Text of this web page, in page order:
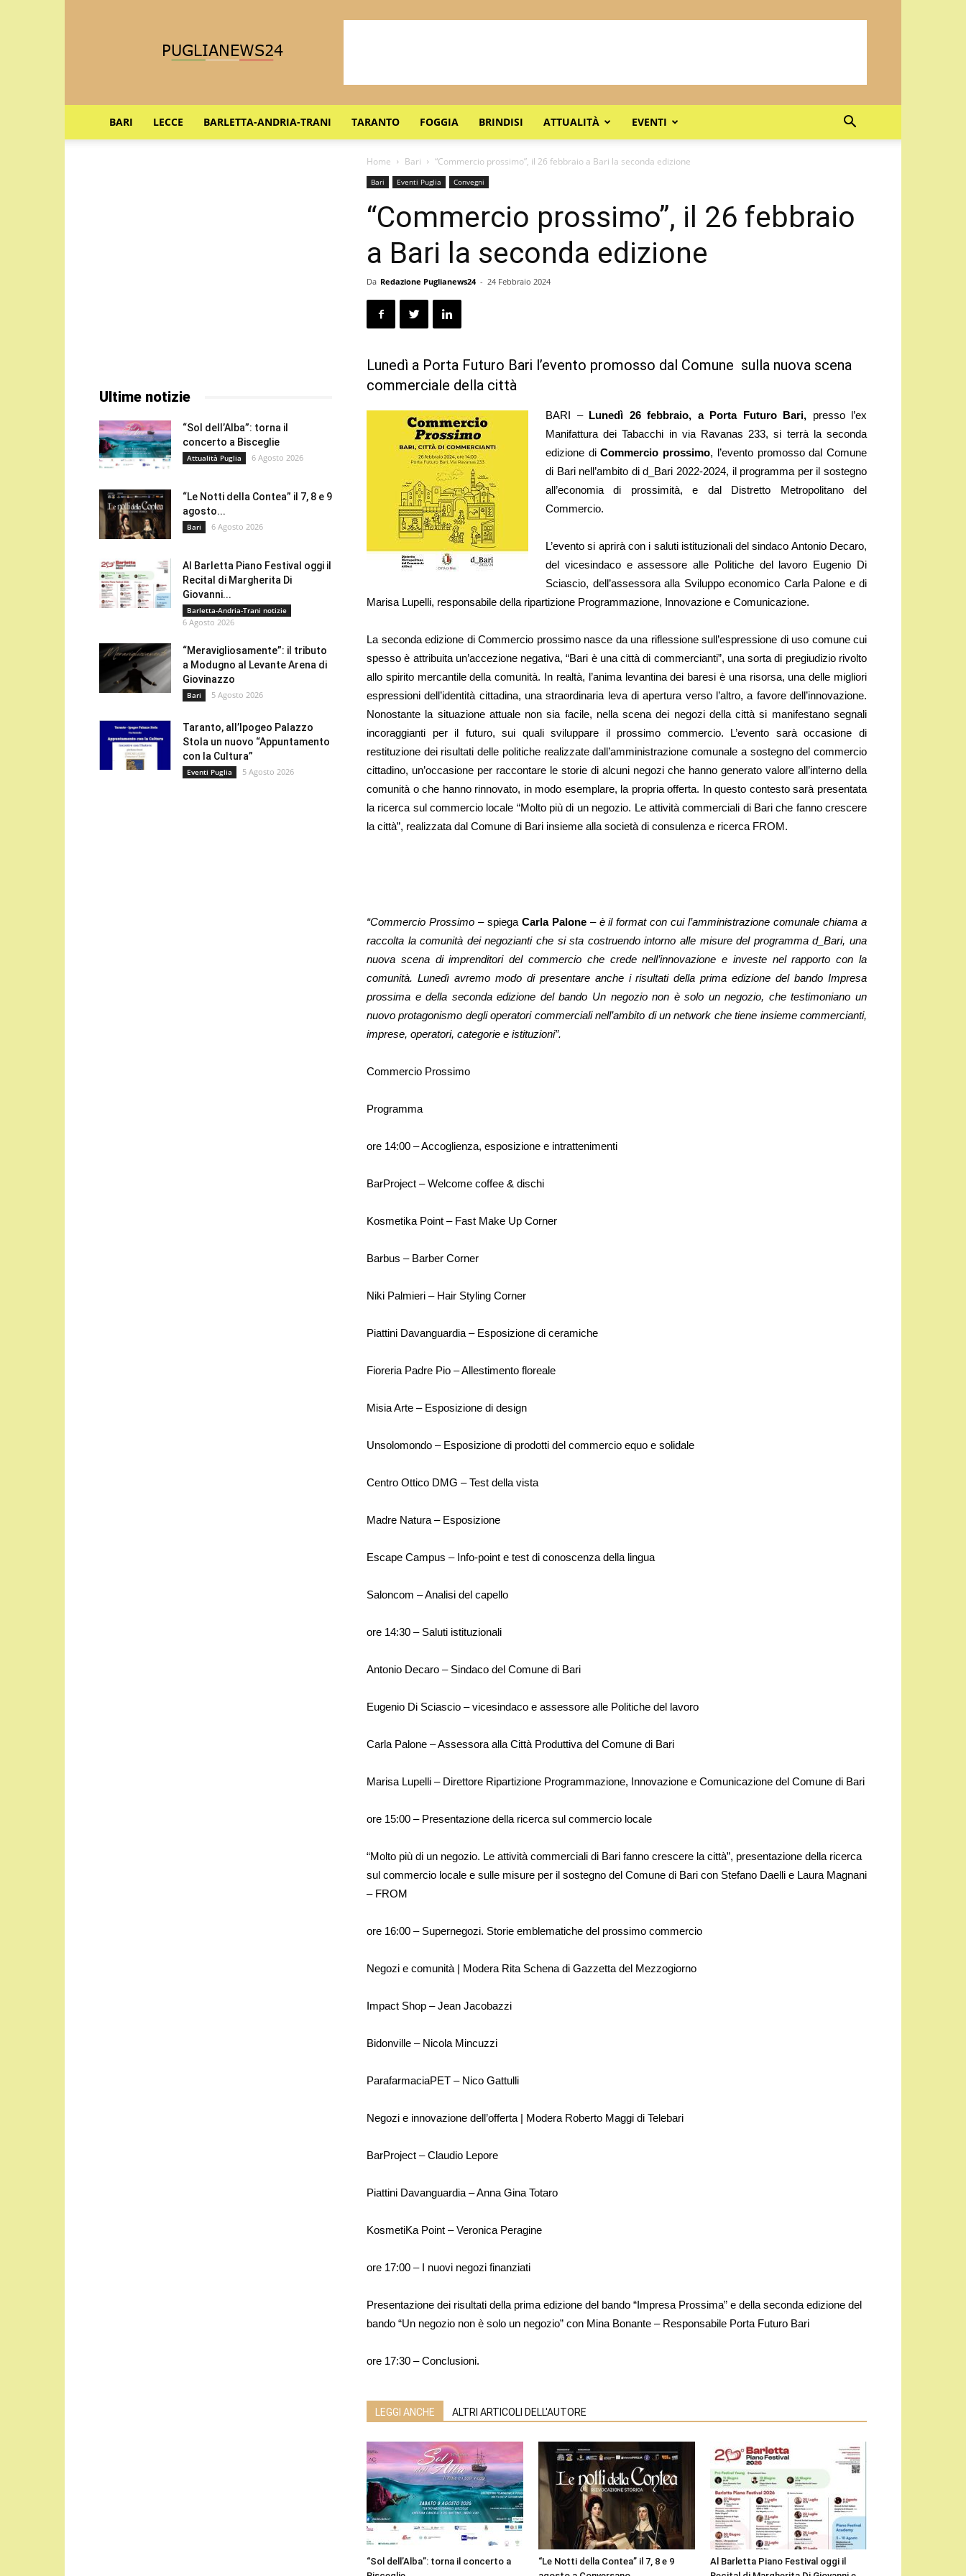
BARI LECCE BARLETTA-ANDRIA-TRANI TARANTO FOGGIA BRINDISI ATTUALITÀ EVENTI
Home Bari “Commercio prossimo”, il 26 febbraio a Bari la seconda edizione
Bari Eventi Puglia Convegni
“Commercio prossimo”, il 26 febbraio
a Bari la seconda edizione
Da Redazione Puglianews24 - 24 Febbraio 2024
Lunedì a Porta Futuro Bari l’evento promosso dal Comune sulla nuova scena
commerciale della città
BARI – Lunedì 26 febbraio, a Porta Futuro Bari, presso l’ex
Manifattura dei Tabacchi in via Ravanas 233, si terrà la seconda
edizione diCommercio prossimo, l’evento promosso dal Comune
di Bari nell’ambito di d_Bari 2022-2024, il programma per il sostegno
all’economia di prossimità, e dal Distretto Metropolitano del
Commercio.
L’evento si aprirà con i saluti istituzionali del sindaco Antonio Decaro,
del vicesindaco e assessore alle Politiche del lavoro Eugenio Di
Sciascio, dell’assessora alla Sviluppo economico Carla Palone e di
Marisa Lupelli, responsabile della ripartizione Programmazione, Innovazione e Comunicazione.
La seconda edizione di Commercio prossimo nasce da una riflessione sull’espressione di uso comune cui
spesso è attribuita un’accezione negativa, “Bari è una città di commercianti”, una sorta di pregiudizio rivolto
allo spirito mercantile della comunità. In realtà, l’anima levantina dei baresi è una risorsa, una delle migliori
espressioni dell’identità cittadina, una straordinaria leva di apertura verso l’altro, a favore dell’innovazione.
Nonostante la situazione attuale non sia facile, nella scena dei negozi della città si manifestano segnali
incoraggianti per il futuro, sui quali sviluppare il prossimo commercio. L’evento sarà occasione di
restituzione dei risultati delle politiche realizzate dall’amministrazione comunale a sostegno del commercio
cittadino, un’occasione per raccontare le storie di alcuni negozi che hanno generato valore all’interno della
comunità o che hanno rinnovato, in modo esemplare, la propria offerta. In questo contesto sarà presentata
la ricerca sul commercio locale “Molto più di un negozio. Le attività commerciali di Bari che fanno crescere
la città”, realizzata dal Comune di Bari insieme alla società di consulenza e ricerca FROM.
“Commercio Prossimo– spiega Carla Palone–è il format con cui l’amministrazione comunale chiama a
raccolta la comunità dei negozianti che si sta costruendo intorno alle misure del programma d_Bari, una
nuova scena di imprenditori del commercio che crede nell’innovazione e investe nel rapporto con la
comunità. Lunedì avremo modo di presentare anche i risultati della prima edizione del bando Impresa
prossima e della seconda edizione del bando Un negozio non è solo un negozio, che testimoniano un
nuovo protagonismo degli operatori commerciali nell’ambito di un network che tiene insieme commercianti,
imprese, operatori, categorie e istituzioni”.
Commercio Prossimo
Programma
ore 14:00 – Accoglienza, esposizione e intrattenimenti
BarProject – Welcome coffee & dischi
Kosmetika Point – Fast Make Up Corner
Barbus – Barber Corner
Niki Palmieri – Hair Styling Corner
Piattini Davanguardia – Esposizione di ceramiche
Fioreria Padre Pio – Allestimento floreale
Misia Arte – Esposizione di design
Unsolomondo – Esposizione di prodotti del commercio equo e solidale
Centro Ottico DMG – Test della vista
Madre Natura – Esposizione
Escape Campus – Info-point e test di conoscenza della lingua
Saloncom – Analisi del capello
ore 14:30 – Saluti istituzionali
Antonio Decaro – Sindaco del Comune di Bari
Eugenio Di Sciascio – vicesindaco e assessore alle Politiche del lavoro
Carla Palone – Assessora alla Città Produttiva del Comune di Bari
Marisa Lupelli – Direttore Ripartizione Programmazione, Innovazione e Comunicazione del Comune di Bari
ore 15:00 – Presentazione della ricerca sul commercio locale
“Molto più di un negozio. Le attività commerciali di Bari fanno crescere la città”, presentazione della ricerca
sul commercio locale e sulle misure per il sostegno del Comune di Bari con Stefano Daelli e Laura Magnani
– FROM
ore 16:00 – Supernegozi. Storie emblematiche del prossimo commercio
Negozi e comunità | Modera Rita Schena di Gazzetta del Mezzogiorno
Impact Shop – Jean Jacobazzi
Bidonville – Nicola Mincuzzi
ParafarmaciaPET – Nico Gattulli
Negozi e innovazione dell’offerta | Modera Roberto Maggi di Telebari
BarProject – Claudio Lepore
Piattini Davanguardia – Anna Gina Totaro
KosmetiKa Point – Veronica Peragine
ore 17:00 – I nuovi negozi finanziati
Presentazione dei risultati della prima edizione del bando “Impresa Prossima” e della seconda edizione del
bando “Un negozio non è solo un negozio” con Mina Bonante – Responsabile Porta Futuro Bari
ore 17:30 – Conclusioni.
LEGGI ANCHE ALTRI ARTICOLI DELL'AUTORE
“Sol dell’Alba”: torna il concerto a
“Le Notti della Contea” il 7, 8 e 9
Al Barletta Piano Festival oggi il
Ultime notizie
“Sol dell’Alba”: torna il
concerto a Bisceglie
Attualità Puglia 6 Agosto 2026
“Le Notti della Contea” il 7, 8 e 9
agosto...
Bari 6 Agosto 2026
Al Barletta Piano Festival oggi il
Recital di Margherita Di
Giovanni...
Barletta-Andria-Trani notizie
6 Agosto 2026
“Meravigliosamente”: il tributo
a Modugno al Levante Arena di
Giovinazzo
Bari 5 Agosto 2026
Taranto, all’Ipogeo Palazzo
Stola un nuovo “Appuntamento
con la Cultura”
Eventi Puglia 5 Agosto 2026